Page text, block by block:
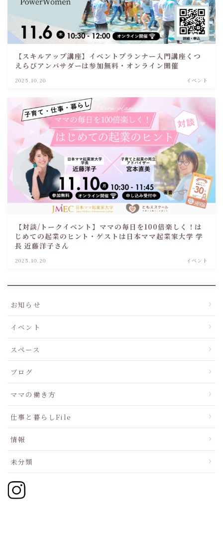
【スキルアップ講座】イベントプランナー入門講座くつ
えらびアンバサダーは参加無料・オンライン開催
2025.10.20 イベント
【対談/トークイベント】ママの毎日を100倍楽しく！は
じめての起業のヒント・ゲストは日本ママ起業家大学 学
長 近藤洋子さん
2025.10.20 イベント
お知らせ
イベント
スペース
ブログ
ママの働き方
仕事と暮らしFile
情報
未分類